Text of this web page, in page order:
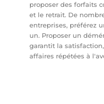
proposer des forfaits
et le retrait. De
entreprises, préférez
un. Proposer un
garantit la
affaires répétées à